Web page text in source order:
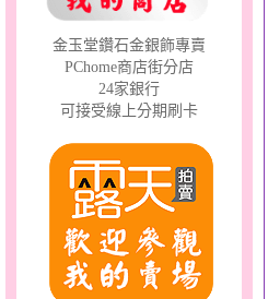
金玉堂鑽石金銀飾專賣
PChome商店街分店
24家銀行
可接受線上分期刷卡